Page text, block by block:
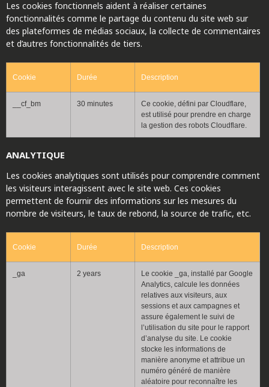
Les cookies fonctionnels aident à réaliser certaines
fonctionnalités comme le partage du contenu du site web sur
des plateformes de médias sociaux, la collecte de commentaires
et d’autres fonctionnalités de tiers.
Cookie Durée Description
__cf_bm 30 minutes
Ce cookie, défini par Cloudflare,
est utilisé pour prendre en charge
la gestion des robots Cloudflare.
ANALYTIQUE
Les cookies analytiques sont utilisés pour comprendre comment
les visiteurs interagissent avec le site web. Ces cookies
permettent de fournir des informations sur les mesures du
nombre de visiteurs, le taux de rebond, la source de trafic, etc.
Cookie Durée Description
_ga 2 years
Le cookie _ga, installé par Google
Analytics, calcule les données
relatives aux visiteurs, aux
sessions et aux campagnes et
assure également le suivi de
l’utilisation du site pour le rapport
d’analyse du site. Le cookie
stocke les informations de
manière anonyme et attribue un
numéro généré de manière
aléatoire pour reconnaître les